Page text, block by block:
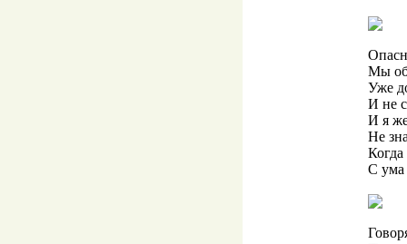
Мы
Уже
И не
И я
Не
С ума